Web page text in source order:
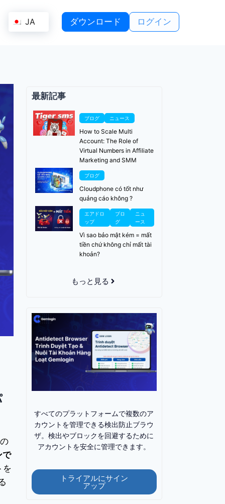
JA ダウンロード ログイン
で
を
最新記事
ブログ ニュース
How to Scale Multi
Account: The Role of
Virtual Numbers in Affiliate
Marketing and SMM
ブログ
Cloudphone có tốt như
quảng cáo không ?
エアドロ
ップ
ブロ
グ
ニュ
ース
Vì sao bảo mật kém = mất
tiền chứ không chỉ mất tài
khoản?
もっと見る
すべてのプラットフォームで複数のア
カウントを管理できる検出防止ブラウ
ザ。検出やブロックを回避するために
アカウントを安全に管理できます。
トライアルにサイン
アップ